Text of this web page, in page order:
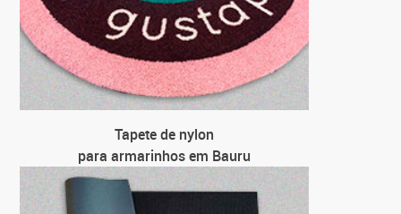
Tapete de nylon
para armarinhos em Bauru